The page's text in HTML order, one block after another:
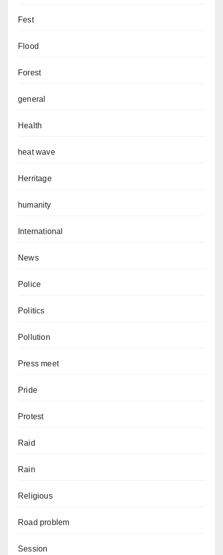
Fest
Flood
Forest
general
Health
heat wave
Herritage
humanity
International
News
Police
Politics
Pollution
Press meet
Pride
Protest
Raid
Rain
Religious
Road problem
Session